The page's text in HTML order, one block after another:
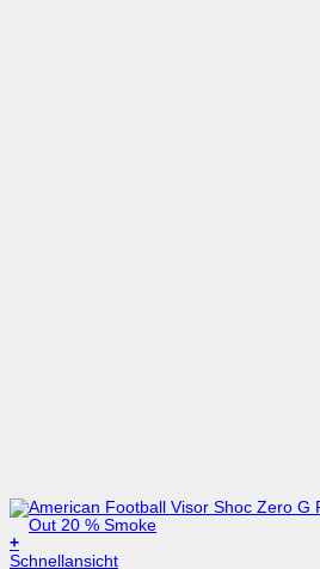
+
Schnellansicht